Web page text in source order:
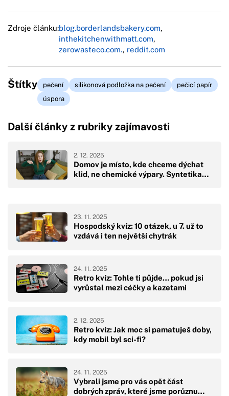
Zdroje článku:blog.borderlandsbakery.com,
inthekitchenwithmatt.com,
zerowasteco.com., reddit.com
Štítky pečení silikonová podložka na pečení
pečicí papír
úspora
Další články z rubriky zajímavosti
Domov je místo, kde chceme dýchat
klid, ne chemické výpary. Syntetika…
2. 12. 2025
Hospodský kvíz: 10 otázek, u 7. už to
vzdává i ten největší chytrák
23. 11. 2025
Retro kvíz: Tohle ti půjde… pokud jsi
vyrůstal mezi céčky a kazetami
24. 11. 2025
Retro kvíz: Jak moc si pamatuješ doby,
kdy mobil byl sci-fi?
2. 12. 2025
Vybrali jsme pro vás opět část
dobrých zpráv, které jsme porůznu…
24. 11. 2025